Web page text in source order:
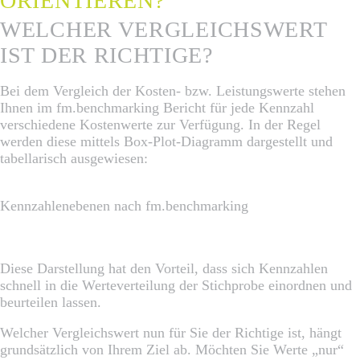
WELCHER VERGLEICHSWERT
IST DER RICHTIGE?
Bei dem Vergleich der Kosten- bzw. Leistungswerte stehen
Ihnen im fm.benchmarking Bericht für jede Kennzahl
verschiedene Kostenwerte zur Verfügung. In der Regel
werden diese mittels Box-Plot-Diagramm dargestellt und
tabellarisch ausgewiesen:
Kennzahlenebenen nach fm.benchmarking
Diese Darstellung hat den Vorteil, dass sich Kennzahlen
schnell in die Werteverteilung der Stichprobe einordnen und
beurteilen lassen.
Welcher Vergleichswert nun für Sie der Richtige ist, hängt
grundsätzlich von Ihrem Ziel ab. Möchten Sie Werte „nur“